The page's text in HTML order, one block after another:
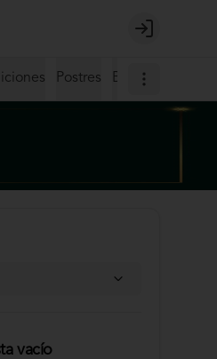
Login
Postres Bebidas
vacío